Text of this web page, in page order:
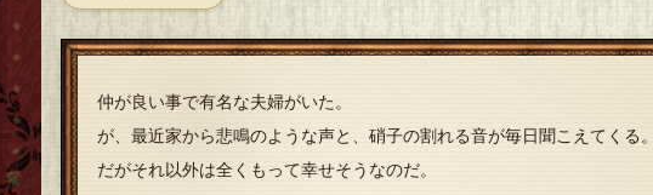
仲が良い事で有名な夫婦がいた。
が、最近家から悲鳴のような声と、硝子の割れる音が毎日聞こえてくる
だがそれ以外は全くもって幸せそうなのだ。